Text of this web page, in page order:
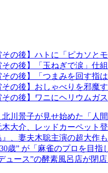
その後】ハトに「ピカソと
その後】「玉ねぎで涙」仕
その後】「つまみを回す指
その後】おしゃべりを邪魔
その後】ワニにヘリウムガ
川景子が見せ始めた「人
木大介、レッドカーペッ
、妻夫木聡主演の超大作
歳” が「麻雀のプロを目指
ュース”の酵素風呂店が閉